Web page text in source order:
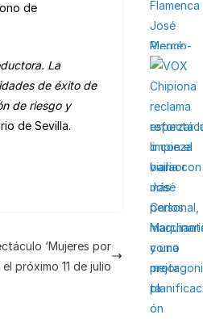
de
La
de éxito de
de riesgo y
de Sevilla.
‘Mujeres por
el próximo 11 de julio